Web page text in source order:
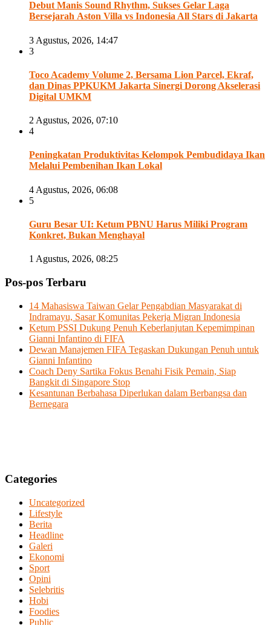
Debut Manis Sound Rhythm, Sukses Gelar Laga
Bersejarah Aston Villa vs Indonesia All Stars di Jakarta
3 Agustus, 2026, 14:47
3
Toco Academy Volume 2, Bersama Lion Parcel, Ekraf,
dan Dinas PPKUKM Jakarta Sinergi Dorong Akselerasi
Digital UMKM
2 Agustus, 2026, 07:10
4
Peningkatan Produktivitas Kelompok Pembudidaya Ikan
Melalui Pembenihan Ikan Lokal
4 Agustus, 2026, 06:08
5
Guru Besar UI: Ketum PBNU Harus Miliki Program
Konkret, Bukan Menghayal
1 Agustus, 2026, 08:25
Pos-pos Terbaru
14 Mahasiswa Taiwan Gelar Pengabdian Masyarakat di
Indramayu, Sasar Komunitas Pekerja Migran Indonesia
Ketum PSSI Dukung Penuh Keberlanjutan Kepemimpinan
Gianni Infantino di FIFA
Dewan Manajemen FIFA Tegaskan Dukungan Penuh untuk
Gianni Infantino
Coach Deny Sartika Fokus Benahi Fisik Pemain, Siap
Bangkit di Singapore Stop
Kesantunan Berbahasa Diperlukan dalam Berbangsa dan
Bernegara
Categories
Uncategorized
Lifestyle
Berita
Headline
Galeri
Ekonomi
Sport
Opini
Selebritis
Hobi
Foodies
Public